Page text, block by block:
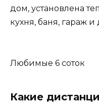
дом, установлена
кухня, баня, гараж
Любимые 6 соток
Какие